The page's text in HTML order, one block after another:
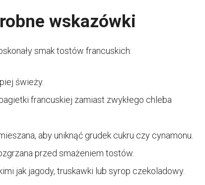
wskazówki
smak tostów francuskich:
świeży.
francuskiej zamiast zwykłego chleba
aby uniknąć grudek cukru czy cynamonu.
przed smażeniem tostów.
jak jagody, truskawki lub syrop czekoladowy.